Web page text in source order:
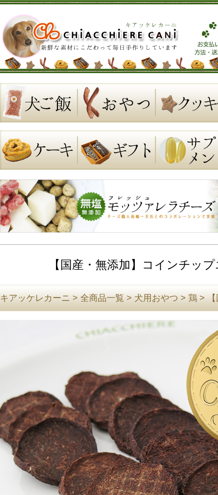
【国産・無添加】コインチッ
キアッケレカーニ > 全商品一覧 > 犬用おやつ > 鶏 >